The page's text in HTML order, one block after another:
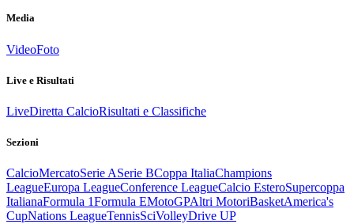
Media
VideoFoto
Live e Risultati
LiveDiretta CalcioRisultati e Classifiche
Sezioni
CalcioMercatoSerie ASerie BCoppa ItaliaChampions
LeagueEuropa LeagueConference LeagueCalcio EsteroSupercoppa
ItalianaFormula 1Formula EMotoGPAltri MotoriBasketAmerica's
CupNations LeagueTennisSciVolleyDrive UP